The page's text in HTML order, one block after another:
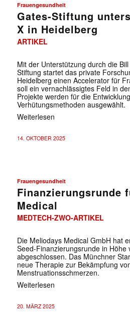
Frauengesundheit
Gates-Stiftung
X in Heidelberg
ARTIKEL
Mit der Unterstützung durch die
Stiftung startet das private
Heidelberg einen Accelerator für
soll ein vernachlässigtes Feld in
Projekte werden für die
Verhütungsmethoden ausgewählt.
Weiterlesen
14. OKTOBER 2025
Frauengesundheit
Finanzierungsrunde
Medical
MEDTECH-ZWO-ARTIKEL
Die Meliodays Medical GmbH hat
Seed-Finanzierungsrunde in Höhe
abgeschlossen. Das Münchner
neue Therapie zur Bekämpfung
Menstruationsschmerzen.
Weiterlesen
20. MÄRZ 2025